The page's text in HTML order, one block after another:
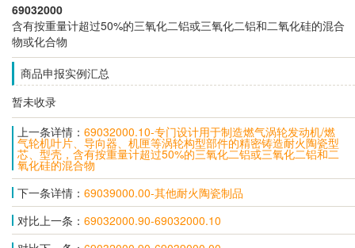
69032000
含有按重量计超过50%的三氧化二铝或三氧化二铝和二氧化硅的混合
物或化合物
商品申报实例汇总
暂未收录
上一条详情： 69032000.10-专门设计用于制造燃气涡轮发动机/燃
气轮机叶片、导向器、机匣等涡轮构型部件的精密铸造耐火陶瓷型
芯、型壳，含有按重量计超过50%的三氧化二铝或三氧化二铝和二
氧化硅的混合物
下一条详情： 69039000.00-其他耐火陶瓷制品
对比上一条： 69032000.90-69032000.10